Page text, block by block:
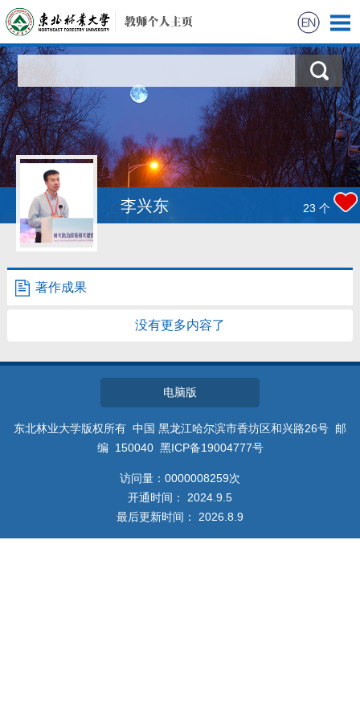
科学研究
教学研究
获奖信息
招生信息
学生信息
教师博客
李兴东 23 个
著作成果
没有更多内容了
电脑版
东北林业大学版权所有 中国 黑龙江哈尔滨市香坊区和兴路26号 邮
编 150040 黑ICP备19004777号
访问量： 0000008259次
开通时间： 2024 9 5
最后更新时间： 2026 8 9